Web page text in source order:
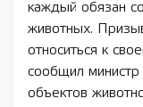
каждый обязан
животных.
относиться к
сообщил министр
объектов